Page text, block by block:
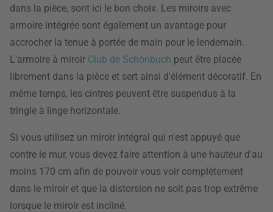
dans la pièce, sont ici le bon choix. Les miroirs avec
armoire intégrée sont également un avantage pour
accrocher la tenue à portée de main pour le lendemain.
L'armoire à miroir Club de Schönbuch peut être placée
librement dans la pièce et sert ainsi d'élément décoratif. En
même temps, les cintres peuvent être suspendus à la
tringle à linge horizontale.
Si vous utilisez un miroir intégral qui n'est appuyé que
contre le mur, vous devez faire attention à une hauteur d'au
moins 170 cm afin de pouvoir vous voir complètement
dans le miroir et que la distorsion ne soit pas trop extrême
lorsque le miroir est incliné.